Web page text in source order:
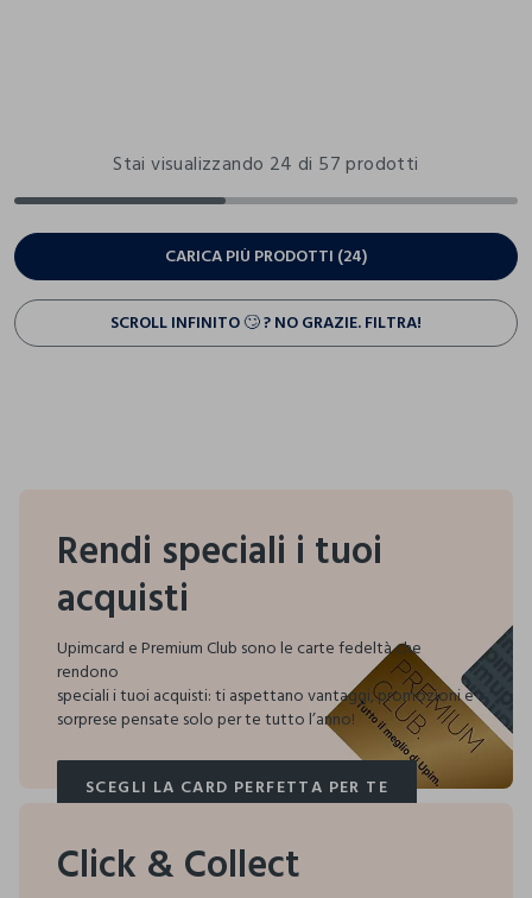
Stai visualizzando 24 di 57 prodotti
CARICA PIÙ PRODOTTI (24)
SCROLL INFINITO 🙄 ? NO GRAZIE. FILTRA!
Rendi speciali i tuoi
acquisti
Upimcard e Premium Club sono le carte fedeltà che
rendono
speciali i tuoi acquisti:ti aspettano vantaggi, promozioni e
sorprese pensate solo per te tutto l’anno!
SCEGLI LA CARD PERFETTA PER TE
SCEGLI LA CARD PERFETTA PER TE
Click & Collect